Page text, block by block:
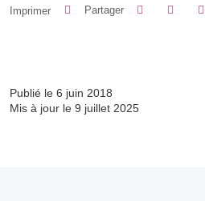
Imprimer Partager Partager sur
Publié le 6 juin 2018
Mis à jour le 9 juillet 2025